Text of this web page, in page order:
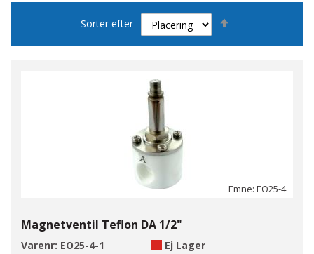
Sorter efter
Emne: EO25-4
Magnetventil Teflon DA 1/2"
Varenr: EO25-4-1
Ej Lager